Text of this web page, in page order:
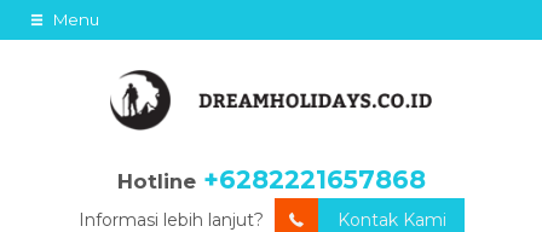
Menu
Hotline +6282221657868
Informasi lebih lanjut? Kontak Kami